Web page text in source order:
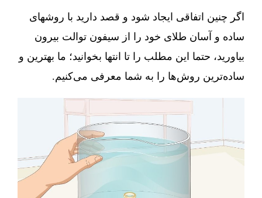
اگر چنین اتفاقی ایجاد شود و قصد دارید با روشهای
ساده و آسان طلای خود را از سیفون توالت بیرون
بیاورید، حتما این مطلب را تا انتها بخوانید؛ ما بهترین و
ساده‌ترین روش‌ها را به شما معرفی می‌کنیم.